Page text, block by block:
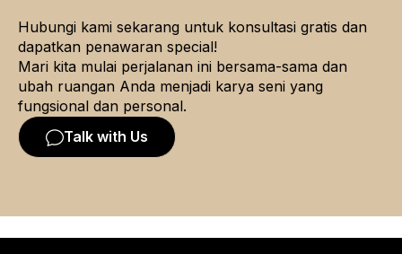
Hubungi kami sekarang untuk konsultasi gratis dan
dapatkan penawaran special!
Mari kita mulai perjalanan ini bersama-sama dan
ubah ruangan Anda menjadi karya seni yang
fungsional dan personal.
Talk with Us